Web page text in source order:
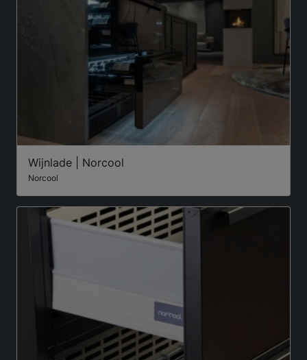
Wijnlade | Norcool
Norcool